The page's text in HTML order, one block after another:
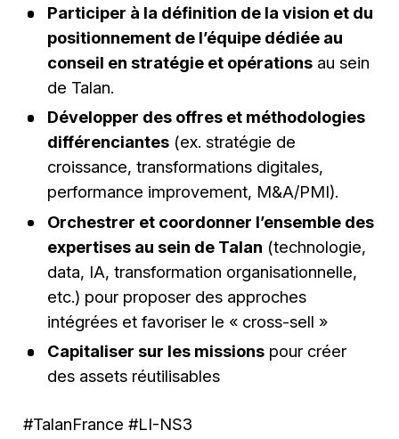
Participer à la définition de la vision et du
positionnement de l’équipe dédiée au
conseil en stratégie et opérationsau sein
de Talan.
Développer des offres et méthodologies
différenciantes(ex. stratégie de
croissance, transformations digitales,
performance improvement, M&A/PMI).
Orchestrer et coordonner l’ensemble des
expertises au sein de Talan (technologie,
data, IA, transformation organisationnelle,
etc.) pour proposer des approches
intégrées et favoriser le « cross-sell »
Capitaliser sur les missionspour créer
des assets réutilisables
#TalanFrance #LI-NS3